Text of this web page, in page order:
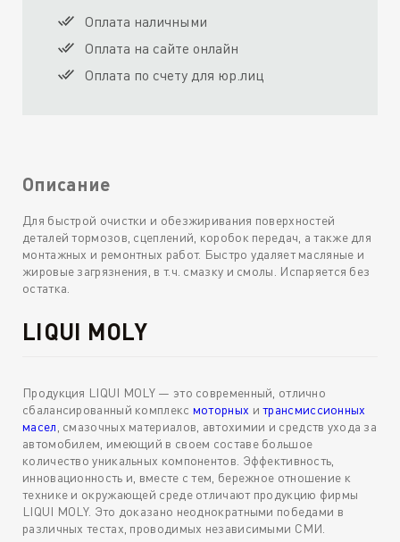
Оплата наличными
Оплата на сайте онлайн
Оплата по счету для юр.лиц
Описание
Для быстрой очистки и обезжиривания поверхностей
деталей тормозов, сцеплений, коробок передач, а также для
монтажных и ремонтных работ. Быстро удаляет масляные и
жировые загрязнения, в т.ч. смазку и смолы. Испаряется без
остатка.
LIQUI MOLY
Продукция LIQUI MOLY — это современный, отлично
сбалансированный комплекс моторных итрансмиссионных
масел , смазочных материалов, автохимии и средств ухода за
автомобилем, имеющий в своем составе большое
количество уникальных компонентов. Эффективность,
инновационность и, вместе с тем, бережное отношение к
технике и окружающей среде отличают продукцию фирмы
LIQUI MOLY. Это доказано неоднократными победами в
различных тестах, проводимых независимыми СМИ.